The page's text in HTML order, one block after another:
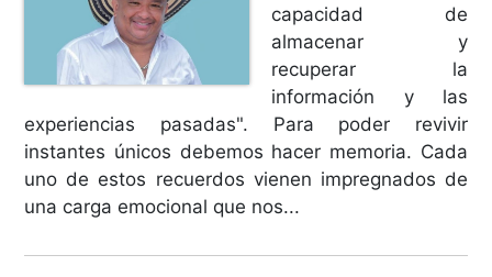
capacidad de
almacenar y
recuperar la
información y las
experiencias pasadas". Para poder revivir
instantes únicos debemos hacer memoria. Cada
uno de estos recuerdos vienen impregnados de
una carga emocional que nos...